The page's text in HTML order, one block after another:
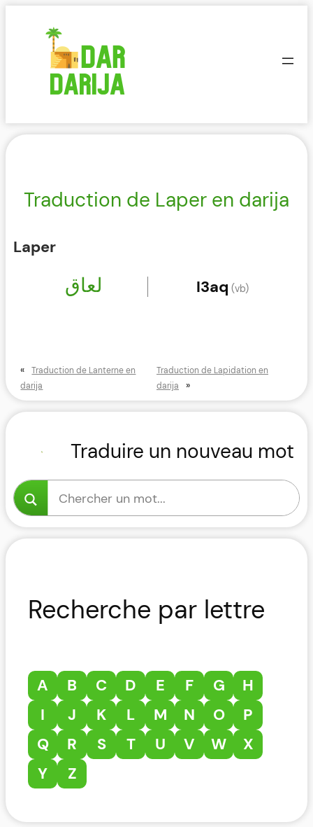
Traduction de Laper en darija
Laper
لعاق l3aq (vb)
«
Traduction de Lanterne en
darija
Traduction de Lapidation en
darija
»
Traduire un nouveau mot
Recherche par lettre
A B C D E F G
H
I
J K L M N O
P
Q
R S T U V W
X
Y
Z